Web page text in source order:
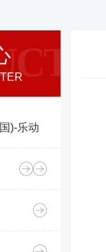
)-乐动